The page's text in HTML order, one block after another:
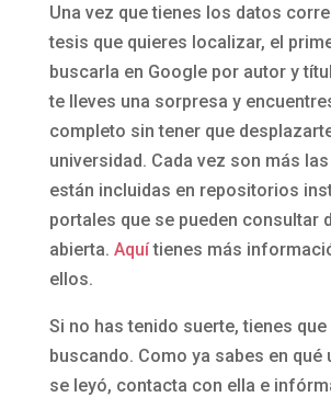
Una vez que tienes los datos
tesis que quieres localizar, el
buscarla en Google por autor y
te lleves una sorpresa y
completo sin tener que
universidad. Cada vez son más
están incluidas en repositorios
portales que se pueden consultar
abierta. Aquítienes más
ellos.
Si no has tenido suerte, tienes
buscando. Como ya sabes en qué
se leyó, contacta con ella e